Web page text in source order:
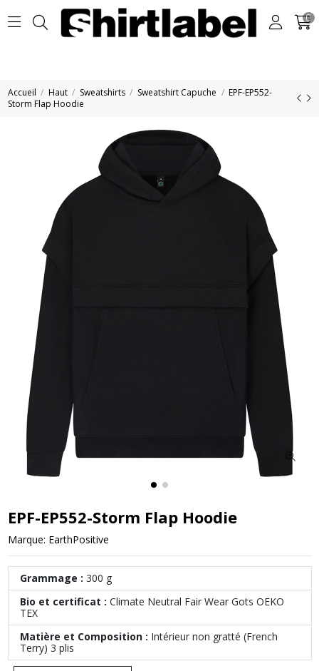
0
Accueil Haut Sweatshirts Sweatshirt Capuche
EPF-EP552-
Storm Flap Hoodie
EPF-EP552-Storm Flap Hoodie
Marque: EarthPositive
Grammage : 300 g
Bio et certificat : Climate Neutral Fair Wear Gots OEKO
TEX
Matière et Composition : Intérieur non gratté (French
Terry) 3 plis